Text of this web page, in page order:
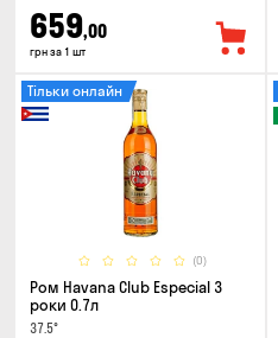
659,00
грн за 1 шт
(0)
Тільки онлайн
Ром Havana Club Especial 3
роки 0.7л
37.5°